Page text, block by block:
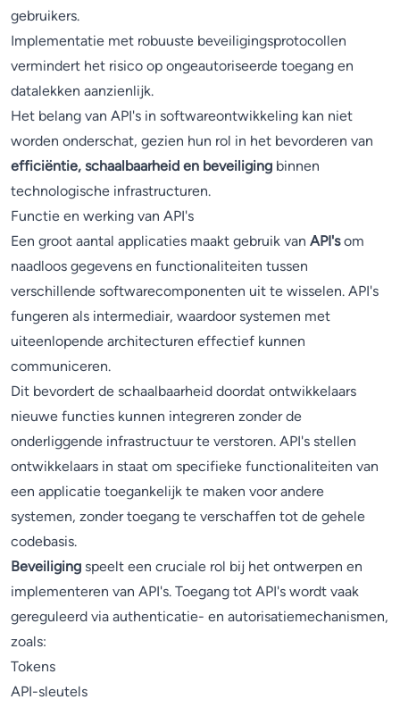
gebruikers.
Implementatie met robuuste beveiligingsprotocollen
vermindert het risico op ongeautoriseerde toegang en
datalekken aanzienlijk.
Het belang van API's in softwareontwikkeling kan niet
worden onderschat, gezien hun rol in het bevorderen van
efficiëntie, schaalbaarheid en beveiliging binnen
technologische infrastructuren.
Functie en werking van API's
Een groot aantal applicaties maakt gebruik van API'som
naadloos gegevens en functionaliteiten tussen
verschillende softwarecomponenten uit te wisselen. API's
fungeren als intermediair, waardoor systemen met
uiteenlopende architecturen effectief kunnen
communiceren.
Dit bevordert de schaalbaarheid doordat ontwikkelaars
nieuwe functies kunnen integreren zonder de
onderliggende infrastructuur te verstoren. API's stellen
ontwikkelaars in staat om specifieke functionaliteiten van
een applicatie toegankelijk te maken voor andere
systemen, zonder toegang te verschaffen tot de gehele
codebasis.
Beveiliging speelt een cruciale rol bij het ontwerpen en
implementeren van API's. Toegang tot API's wordt vaak
gereguleerd via authenticatie- en autorisatiemechanismen,
zoals:
Tokens
API-sleutels